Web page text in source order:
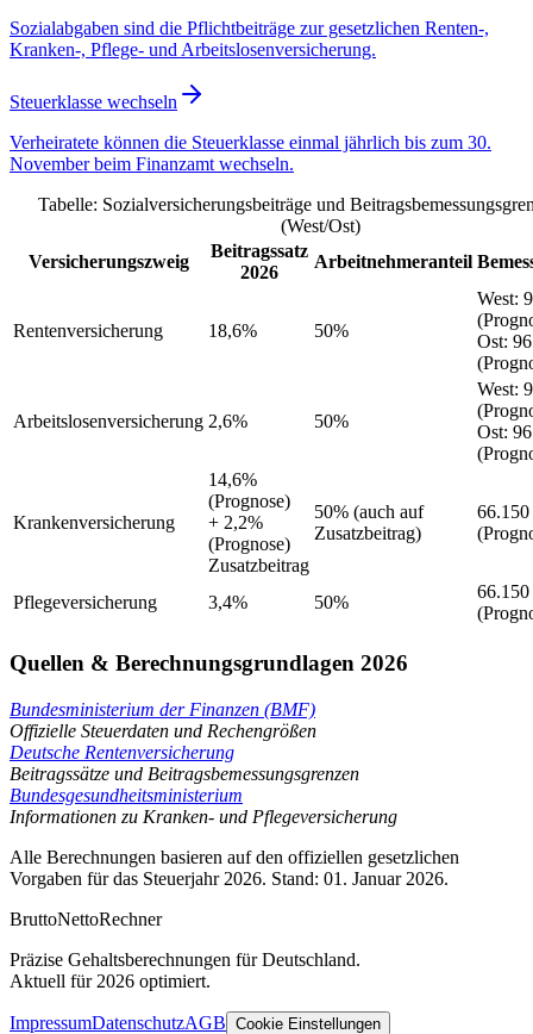
Sozialabgaben sind die Pflichtbeiträge zur gesetzlichen Renten-,
Kranken-, Pflege- und Arbeitslosenversicherung.
Steuerklasse wechseln
Verheiratete können die Steuerklasse einmal jährlich bis zum 30.
November beim Finanzamt wechseln.
Tabelle: Sozialversicherungsbeiträge und
(West/Ost)
Versicherungszweig
Beitragssatz
2026
Arbeitnehmeranteil
Rentenversicherung 18,6% 50%
West:
Ost:
Arbeitslosenversicherung 2,6% 50%
West:
Ost:
Krankenversicherung
14,6%
(Prognose)
+ 2,2%
(Prognose)
Zusatzbeitrag
50% (auch auf
Zusatzbeitrag)
66.150
Pflegeversicherung 3,4% 50%
66.150
Quellen & Berechnungsgrundlagen 2026
Bundesministerium der Finanzen (BMF)
Offizielle Steuerdaten und Rechengrößen
Deutsche Rentenversicherung
Beitragssätze und Beitragsbemessungsgrenzen
Bundesgesundheitsministerium
Informationen zu Kranken- und Pflegeversicherung
Alle Berechnungen basieren auf den offiziellen gesetzlichen
Vorgaben für das Steuerjahr 2026. Stand: 01. Januar 2026.
BruttoNettoRechner
Präzise Gehaltsberechnungen für Deutschland.
Aktuell für 2026 optimiert.
ImpressumDatenschutzAGB Cookie Einstellungen